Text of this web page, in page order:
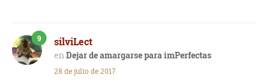
silviLect
Dejar de amargarse para imPerfectas
9
28 de julio de 2017